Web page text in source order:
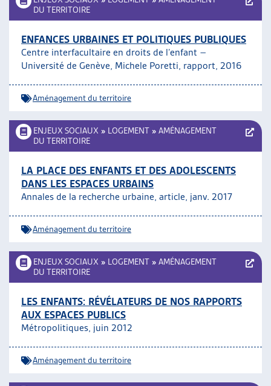
DU TERRITOIRE
ENFANCES URBAINES ET POLITIQUES PUBLIQUES
Centre interfacultaire en droits de l’enfant –
Université de Genève, Michele Poretti, rapport, 2016
Aménagement du territoire
ENJEUX SOCIAUX » LOGEMENT » AMÉNAGEMENT
DU TERRITOIRE
LA PLACE DES ENFANTS ET DES ADOLESCENTS
DANS LES ESPACES URBAINS
Annales de la recherche urbaine, article, janv. 2017
Aménagement du territoire
ENJEUX SOCIAUX » LOGEMENT » AMÉNAGEMENT
DU TERRITOIRE
LES ENFANTS: RÉVÉLATEURS DE NOS RAPPORTS
AUX ESPACES PUBLICS
Métropolitiques, juin 2012
Aménagement du territoire